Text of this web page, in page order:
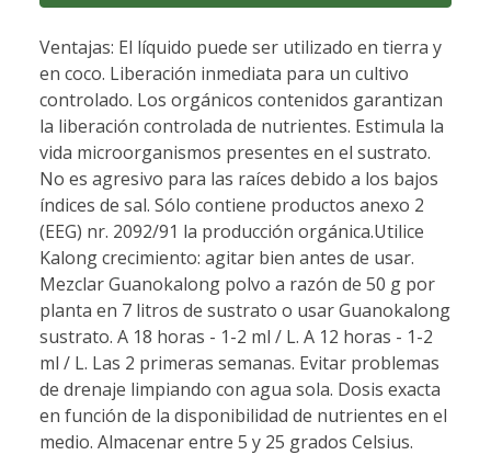
Ventajas: El líquido puede ser utilizado en tierra y
en coco. Liberación inmediata para un cultivo
controlado. Los orgánicos contenidos garantizan
la liberación controlada de nutrientes. Estimula la
vida microorganismos presentes en el sustrato.
No es agresivo para las raíces debido a los bajos
índices de sal. Sólo contiene productos anexo 2
(EEG) nr. 2092/91 la producción orgánica.Utilice
Kalong crecimiento: agitar bien antes de usar.
Mezclar Guanokalong polvo a razón de 50 g por
planta en 7 litros de sustrato o usar Guanokalong
sustrato. A 18 horas - 1-2 ml / L. A 12 horas - 1-2
ml / L. Las 2 primeras semanas. Evitar problemas
de drenaje limpiando con agua sola. Dosis exacta
en función de la disponibilidad de nutrientes en el
medio. Almacenar entre 5 y 25 grados Celsius.